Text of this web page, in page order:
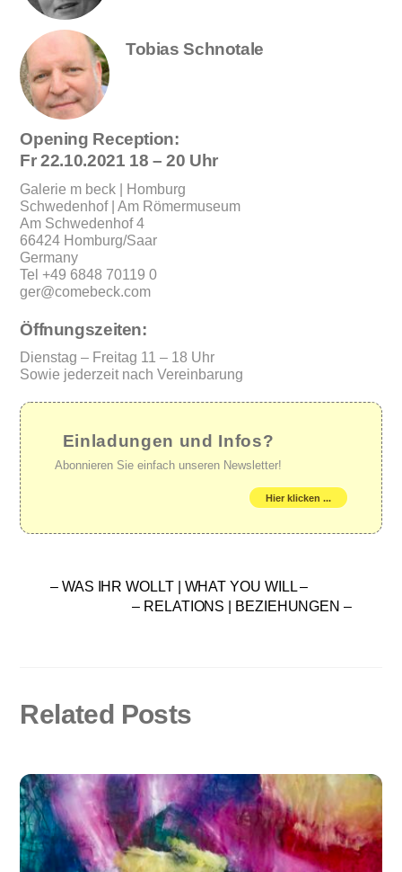
Tobias Schnotale
Opening Reception:
Fr 22.10.2021 18 – 20 Uhr
Galerie m beck | Homburg
Schwedenhof | Am Römermuseum
Am Schwedenhof 4
66424 Homburg/Saar
Germany
Tel +49 6848 70119 0
ger@comebeck.com
Öffnungszeiten:
Dienstag – Freitag 11 – 18 Uhr
Sowie jederzeit nach Vereinbarung
Einladungen und Infos?
Abonnieren Sie einfach unseren Newsletter!
Hier klicken ...
– WAS IHR WOLLT | WHAT YOU WILL –
– RELATIONS | BEZIEHUNGEN –
Related Posts